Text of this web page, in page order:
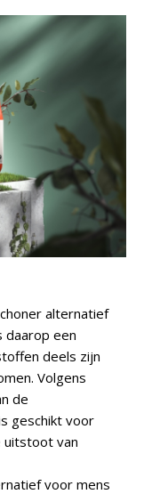
alternatief
daarop een
deels zijn
Volgens
de
geschikt voor
uitstoot van
voor mens